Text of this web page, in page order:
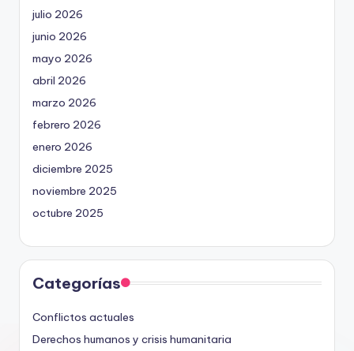
julio 2026
junio 2026
mayo 2026
abril 2026
marzo 2026
febrero 2026
enero 2026
diciembre 2025
noviembre 2025
octubre 2025
Categorías
Conflictos actuales
Derechos humanos y crisis humanitaria